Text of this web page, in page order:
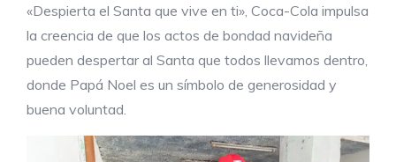
«Despierta el Santa que vive en ti», Coca-Cola impulsa
la creencia de que los actos de bondad navideña
pueden despertar al Santa que todos llevamos dentro,
donde Papá Noel es un símbolo de generosidad y
buena voluntad.